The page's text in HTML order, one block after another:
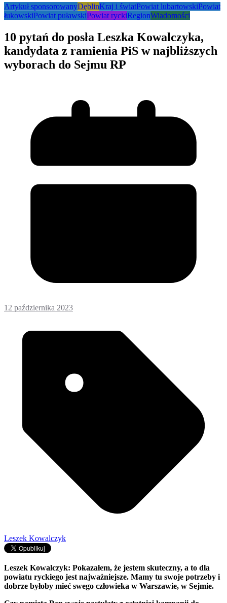
Artykuł sponsorowanyDęblinKraj i światPowiat lubartowskiPowiat
łukowskiPowiat puławskiPowiat ryckiRegionWiadomości
10 pytań do posła Leszka Kowalczyka,
kandydata z ramienia PiS w najbliższych
wyborach do Sejmu RP
12 października 2023
Leszek Kowalczyk
Leszek Kowalczyk: Pokazałem, że jestem skuteczny, a to dla
powiatu ryckiego jest najważniejsze. Mamy tu swoje potrzeby i
dobrze byłoby mieć swego człowieka w Warszawie, w Sejmie.